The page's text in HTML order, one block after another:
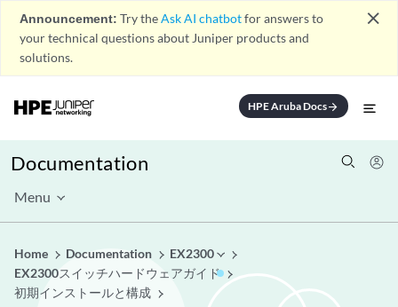
Announcement: Try theAsk AI chatbotfor answers to
your technical questions about Juniper products and
solutions.
close
HPE Aruba Docsarrow_forward
Documentation
Menu
Home Documentation
EX2300
EX2300スイッチハードウェアガイド
初期インストールと構成